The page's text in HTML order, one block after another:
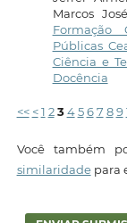
Marcos
Formação
Públicas
Ciência e
Docência
<< < 1 2 3 4 5 6 7 8 9
Você também
similaridadepara